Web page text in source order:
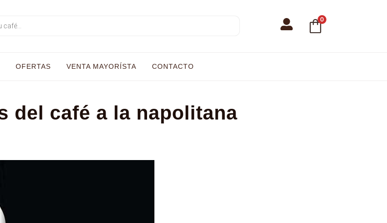
0
OFERTAS VENTA MAYORÍSTA CONTACTO
del café a la napolitana